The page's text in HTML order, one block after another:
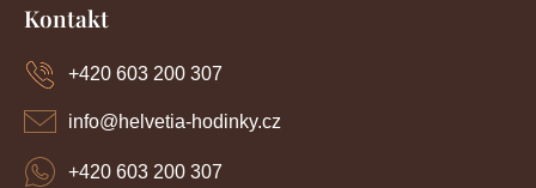
ý
n
Kontakt
info@helvetia-hodinky.cz
+420 603 200 307
+420 603 200 307